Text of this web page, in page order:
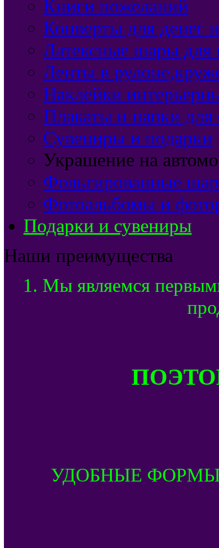
Книги пожеланий
Конверты для денег
Латексные шары для
Ленты в
Наклейки
Плакаты и папки для
Сувениры и подарки
Украшение на
Фольгированные
Фотоальбомы и
Подарки и сувениры
Наши преимущества
1. Мы являемся
УДОБНЫЕ